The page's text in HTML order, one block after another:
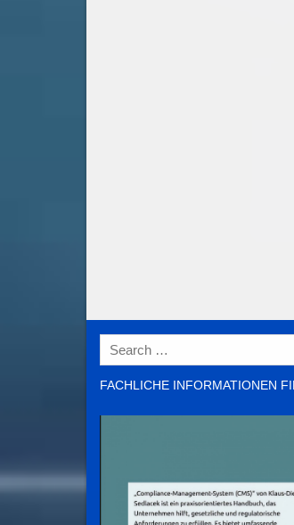
Search
for:
FACHLICHE INFORMATIONEN